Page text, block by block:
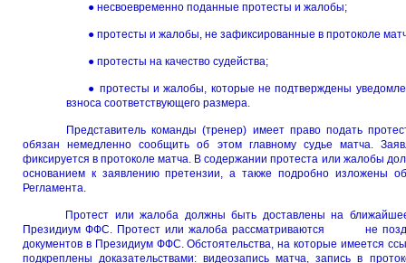
● несвоевременно поданные протесты и жалобы;
● протесты и жалобы, не зафиксированные в протоколе
● протесты на качество судейства;
● протесты и жалобы, которые не подтверждены
взноса соответствующего размера.
Представитель команды (тренер) имеет право подать
обязан немедленно сообщить об этом главному судье матча.
фиксируется в протоколе матча. В содержании протеста или жалобы
основанием к заявлению претензии, а также подробно изложены
Регламента.
Протест или жалоба должны быть доставлены на
Президиум ФФС. Протест или жалоба рассматриваются не
документов в Президиум ФФС. Обстоятельства, на которые имеется
подкреплены доказательствами: видеозапись матча, запись в